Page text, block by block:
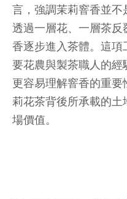
言，強調茉莉窨香並
透過一層花、一層茶
香逐步進入茶體。這
要花農與製茶職人的
更容易理解窨香的重
莉花茶背後所承載的
場價值。